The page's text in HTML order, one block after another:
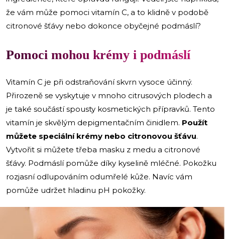
že vám může pomoci vitamín C, a to klidně v podobě
citronové šťávy nebo dokonce obyčejné podmáslí?
Pomoci mohou krémy i podmáslí
Vitamín C je při odstraňování skvrn vysoce účinný.
Přirozeně se vyskytuje v mnoho citrusových plodech a
je také součástí spousty kosmetických přípravků. Tento
vitamín je skvělým depigmentačním činidlem. Použít
můžete speciální krémy nebo citronovou šťávu.
Vytvořit si můžete třeba masku z medu a citronové
šťávy. Podmáslí pomůže díky kyselině mléčné. Pokožku
rozjasní odlupováním odumřelé kůže. Navíc vám
pomůže udržet hladinu pH pokožky.